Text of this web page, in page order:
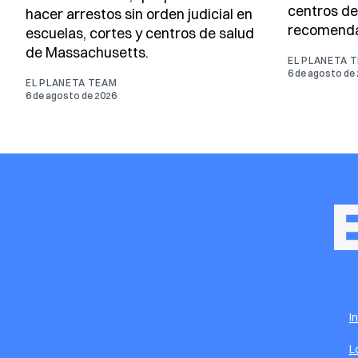
hacer arrestos sin orden judicial en
escuelas, cortes y centros de salud
de Massachusetts.
EL PLANETA TEAM
6 de agosto de 2026
centros
EL PLANETA
6 de agosto de